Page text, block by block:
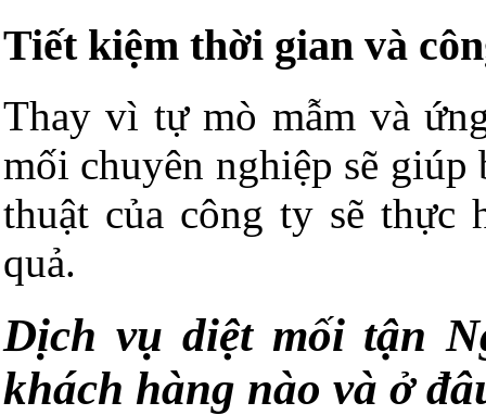
Tiết kiệm thời gian và
Thay vì tự mò mẫm và
mối chuyên nghiệp sẽ
thuật của công ty sẽ thực
quả.
Dịch vụ diệt mối tận
khách hàng nào và ở